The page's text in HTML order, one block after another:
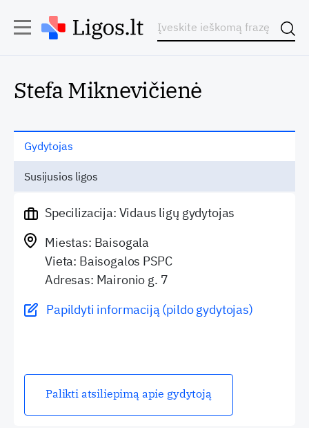
Stefa Miknevičienė
Gydytojas
Susijusios ligos
Specilizacija: Vidaus ligų gydytojas
Miestas: Baisogala
Vieta: Baisogalos PSPC
Adresas: Maironio g. 7
Papildyti informaciją (pildo gydytojas)
Palikti atsiliepimą apie gydytoją